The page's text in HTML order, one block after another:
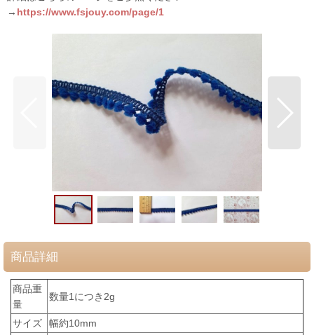
→ https://www.fsjouy.com/page/1
商品詳細
商品重
量
数量1につき2g
サイズ
幅約10mm